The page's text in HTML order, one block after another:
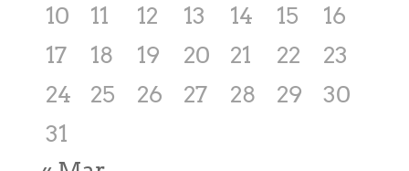
10
11 12 13 14 15
16
17
18 19 20 21 22
23
24
25 26 27 28 29
30
31